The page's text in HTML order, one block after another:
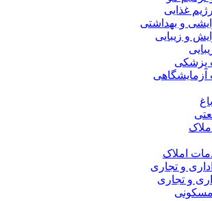
غذایی
و بهداشتی
و زیبایی
پزشکی
آزمایشگاهی
املاک
و تجاری
و تجاری